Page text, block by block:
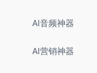
AI音频神器
AI营销神器